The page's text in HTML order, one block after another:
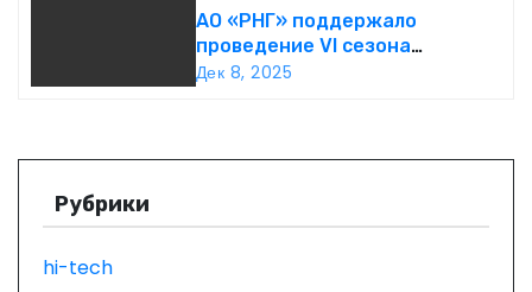
о
п
и
АО «РНГ» поддержало
проведение VI сезона
международной детско-
Дек 8, 2025
Рубрики
hi-tech